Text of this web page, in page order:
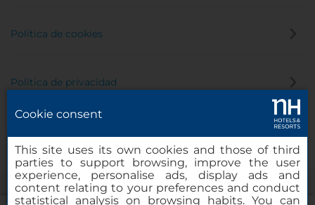
Política de cookies
Política de privacidad
Cookie consent
This site uses its own cookies and those of third
parties to support browsing, improve the user
experience, personalise ads, display ads and
content relating to your preferences and conduct
statistical analysis on browsing habits. You can